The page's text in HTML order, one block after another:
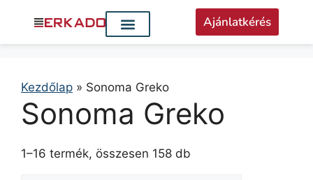
Ajánlatkérés
Kezdőlap » Sonoma Greko
Sonoma Greko
1–16 termék, összesen 158 db